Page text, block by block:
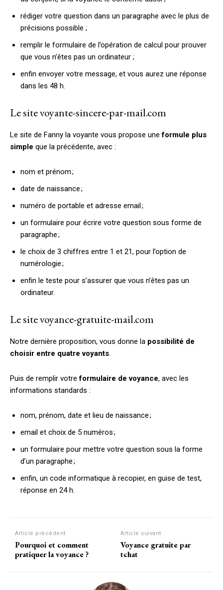
rédiger votre question dans un paragraphe avec le plus de
précisions possible ;
remplir le formulaire de l’opération de calcul pour prouver
que vous n’êtes pas un ordinateur ;
enfin envoyer votre message, et vous aurez une réponse
dans les 48 h.
Le site voyante-sincere-par-mail.com
Le site de Fanny la voyante vous propose uneformule plus
simple que la précédente, avec :
nom et prénom ;
date de naissance ;
numéro de portable et adresse email ;
un formulaire pour écrire votre question sous forme de
paragraphe ;
le choix de 3 chiffres entre 1 et 21, pour l’option de
numérologie ;
enfin le teste pour s’assurer que vous n’êtes pas un
ordinateur.
Le site voyance-gratuite-mail.com
Notre dernière proposition, vous donne la possibilité de
choisir entre quatre voyants.
Puis de remplir votreformulaire de voyance, avec les
informations standards :
nom, prénom, date et lieu de naissance ;
email et choix de 5 numéros ;
un formulaire pour mettre votre question sous la forme
d’un paragraphe ;
enfin, un code informatique à recopier, en guise de test,
réponse en 24 h.
Article précédent
Pourquoi et comment
pratiquer la voyance ?
Article suivant
Voyance gratuite par
tchat